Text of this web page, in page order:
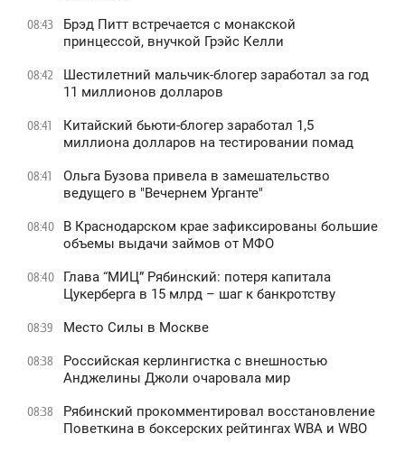
08:43
Брэд Питт встречается с монакской
принцессой, внучкой Грэйс Келли
08:42
Шестилетний мальчик-блогер заработал за год
11 миллионов долларов
08:41
Китайский бьюти-блогер заработал 1,5
миллиона долларов на тестировании помад
08:41
Ольга Бузова привела в замешательство
ведущего в "Вечернем Урганте"
08:40
В Краснодарском крае зафиксированы большие
объемы выдачи займов от МФО
08:40
Глава “МИЦ” Рябинский: потеря капитала
Цукерберга в 15 млрд – шаг к банкротству
08:39 Место Силы в Москве
08:38
Российская керлингистка с внешностью
Анджелины Джоли очаровала мир
08:38
Рябинский прокомментировал восстановление
Поветкина в боксерских рейтингах WBA и WBO